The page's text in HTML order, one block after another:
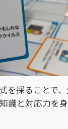
を採ることで
識と対応力を